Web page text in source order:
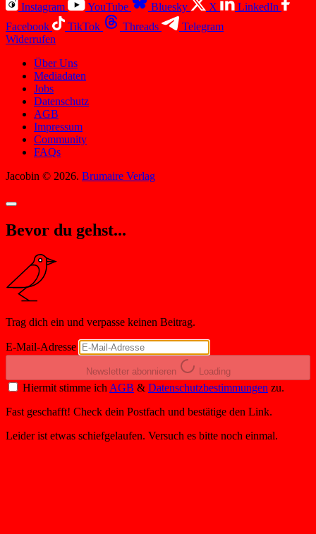
Instagram YouTube Bluesky X
LinkedIn
Facebook
TikTok Threads
Telegram
Widerrufen
Über Uns
Mediadaten
Jobs
Datenschutz
AGB
Impressum
Community
FAQs
Jacobin © 2026. Brumaire Verlag
Bevor du gehst...
Trag dich ein und verpasse keinen Beitrag.
E-Mail-Adresse
Newsletter abonnieren Loading
Hiermit stimme ich AGB & Datenschutzbestimmungen zu.
Fast geschafft! Check dein Postfach und bestätige den Link.
Leider ist etwas schiefgelaufen. Versuch es bitte noch einmal.